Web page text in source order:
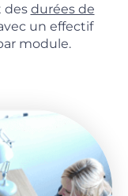
des durées de
un effectif
module.